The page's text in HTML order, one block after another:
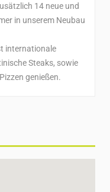
14 neue und
in unserem Neubau
internationale
Steaks, sowie
genießen.